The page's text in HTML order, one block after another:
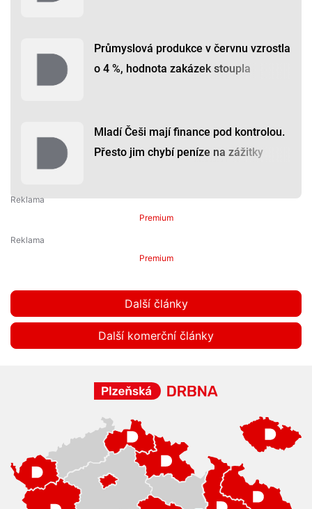
Průmyslová produkce v červnu vzrostla
o 4 %, hodnota zakázek stoupla
Mladí Češi mají finance pod kontrolou.
Přesto jim chybí peníze na zážitky
Premium
Premium
Další články
Další komerční články